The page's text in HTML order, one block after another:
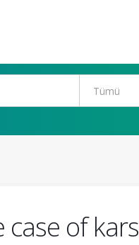
of kars